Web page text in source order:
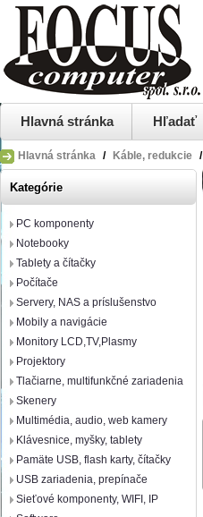
Hlavná stránka Hľadať
Hlavná stránka / Káble, redukcie /
Kategórie
PC komponenty
Notebooky
Tablety a čítačky
Počítače
Servery, NAS a príslušenstvo
Mobily a navigácie
Monitory LCD,TV,Plasmy
Projektory
Tlačiarne, multifunkčné zariadenia
Skenery
Multimédia, audio, web kamery
Klávesnice, myšky, tablety
Pamäte USB, flash karty, čítačky
USB zariadenia, prepínače
Sieťové komponenty, WIFI, IP